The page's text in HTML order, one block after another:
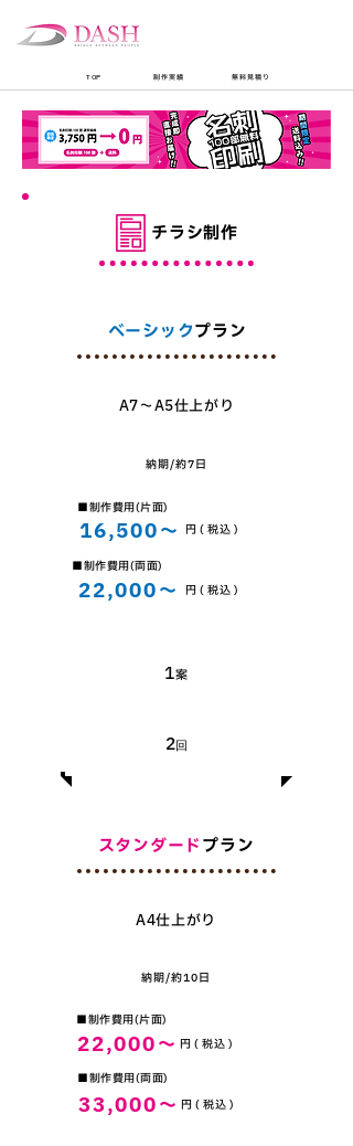
TOP ​制作実績 無料見積り
チラシ制作
​ベーシックプラン
A7～A5仕上がり
​納期/約7日
​■制作費用(片面)
16,500～ ​円 ( 税込 )
​■制作費用(両面)
22,000～ ​円 ( 税込 )
​1案
​2回
スタンダードプラン
A4仕上がり
​納期/約10日
​■制作費用(片面)
22,000～ ​円 ( 税込 )
​■制作費用(両面)
33,000～ ​円 ( 税込 )